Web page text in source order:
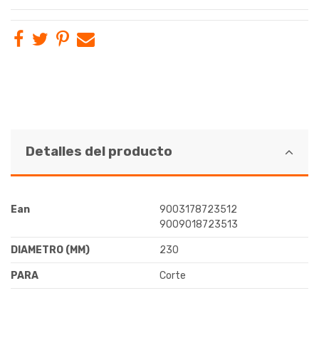
Detalles del producto
Ean
9003178723512
9009018723513
DIAMETRO (MM) 230
PARA Corte